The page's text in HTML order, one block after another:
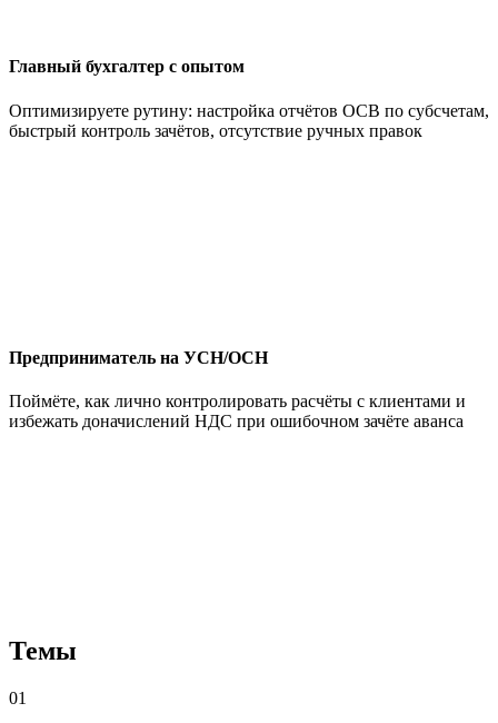
Главный бухгалтер с опытом
Оптимизируете рутину: настройка отчётов ОСВ по субсчетам,
быстрый контроль зачётов, отсутствие ручных правок
Предприниматель на УСН/ОСН
Поймёте, как лично контролировать расчёты с клиентами и
избежать доначислений НДС при ошибочном зачёте аванса
Темы
01